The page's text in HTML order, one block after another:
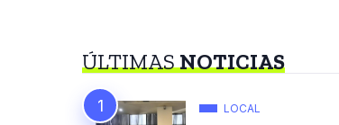
ÚLTIMASNOTICIAS
LOCAL